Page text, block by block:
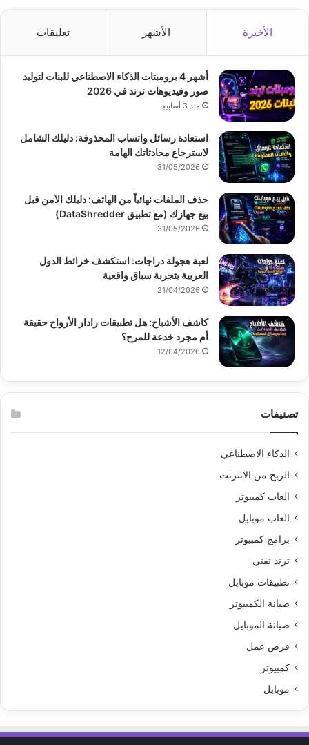
الأخيرة الأشهر تعليقات
أشهر 4 برومبتات الذكاء الاصطناعي للبنات لتوليد
صور وفيديوهات ترند في 2026
منذ 3 أسابيع
استعادة رسائل واتساب المحذوفة: دليلك الشامل
لاسترجاع محادثاتك الهامة
31/05/2026
حذف الملفات نهائياً من الهاتف: دليلك الآمن قبل
بيع جهازك (مع تطبيق DataShredder)
31/05/2026
لعبة هجولة دراجات: استكشف خرائط الدول
العربية بتجربة سباق واقعية
21/04/2026
كاشف الأشباح: هل تطبيقات رادار الأرواح حقيقة
أم مجرد خدعة للمرح؟
12/04/2026
تصنيفات
الذكاء الاصطناعي
الربح من الانترنت
العاب كمبيوتر
العاب موبايل
برامج كمبيوتر
ترند تقني
تطبيقات موبايل
صيانة الكمبيوتر
صيانة الموبايل
فرص عمل
كمبيوتر
موبايل